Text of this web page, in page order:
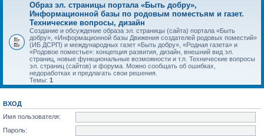
Образ эл. страницы портала «Быть добру»,
Информационной базы по родовым поместьям и газет.
Технические вопросы, дизайн
Создание и обсуждение образа эл. страницы (сайта) портала «Быть
добру», «Информационной базы Движения создателей родовых поместий»
(ИБ ДСРП) и международных газет «Быть добру», «Родная газета» и
«Родовое поместье»: концепция развития, дизайн, внешний вид эл.
страниц, новые функциональные возможности и т.п. Технические вопросы
эл. страниц (сайтов) и форума. Можно сообщать об ошибках,
недоработках и предлагать свои решения.
Темы: 1
ВХОД
Имя пользователя:
Пароль: